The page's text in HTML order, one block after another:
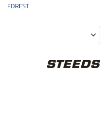
FOREST